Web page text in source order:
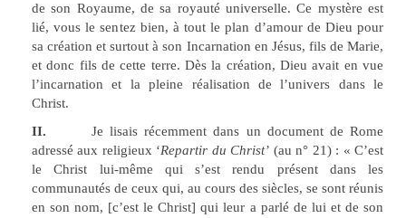
de son Royaume, de sa royauté universelle. Ce mystère est
lié, vous le sentez bien, à tout le plan d’amour de Dieu pour
sa création et surtout à son Incarnation en Jésus, fils de Marie,
et donc fils de cette terre. Dès la création, Dieu avait en vue
l’incarnation et la pleine réalisation de l’univers dans le
Christ.
II. Je lisais récemment dans un document de Rome
adressé aux religieux ‘Repartir du Christ’ (au n° 21) : « C’est
le Christ lui-même qui s’est rendu présent dans les
communautés de ceux qui, au cours des siècles, se sont réunis
en son nom, [c’est le Christ] qui leur a parlé de lui et de son